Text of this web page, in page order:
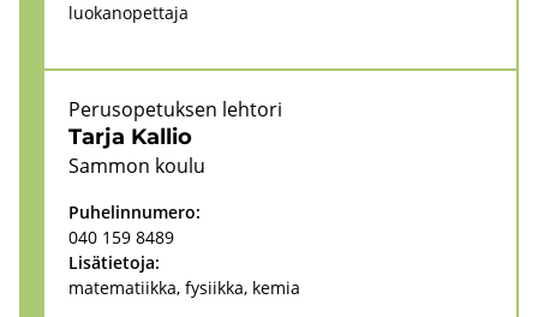
luo­kan­opet­ta­ja
Tarja Kal­lio
Pe­rus­o­pe­tuk­sen leh­to­ri
Sam­mon koulu
Pu­he­lin­nu­me­ro:
040 159 8489
Li­sä­tie­to­ja:
ma­te­ma­tiik­ka, fy­siik­ka, kemia